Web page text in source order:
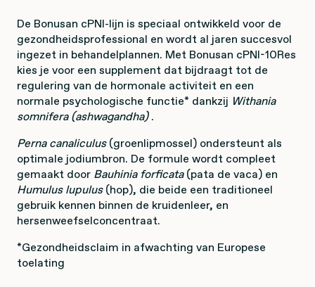
De Bonusan cPNI-lijn is speciaal ontwikkeld voor de
gezondheidsprofessional en wordt al jaren succesvol
ingezet in behandelplannen. Met Bonusan cPNI-10Res
kies je voor een supplement dat bijdraagt tot de
regulering van de hormonale activiteit en een
normale psychologische functie* dankzij Withania
somnifera (ashwagandha) .
Perna canaliculus(groenlipmossel) ondersteunt als
optimale jodiumbron. De formule wordt compleet
gemaakt door Bauhinia forficata(pata de vaca) en
Humulus lupulus(hop), die beide een traditioneel
gebruik kennen binnen de kruidenleer, en
hersenweefselconcentraat.
*Gezondheidsclaim in afwachting van Europese
toelating